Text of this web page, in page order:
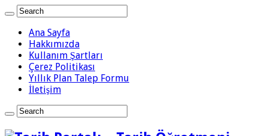
Ana Sayfa
Hakkımızda
Kullanım Şartları
Çerez Politikası
Yıllık Plan Talep Formu
İletişim